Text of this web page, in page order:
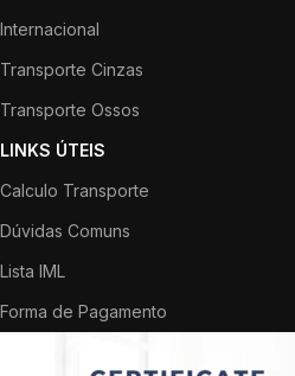
Internacional
Transporte Cinzas
Transporte Ossos
LINKS ÚTEIS
Calculo Transporte
Dúvidas Comuns
Lista IML
Forma de Pagamento